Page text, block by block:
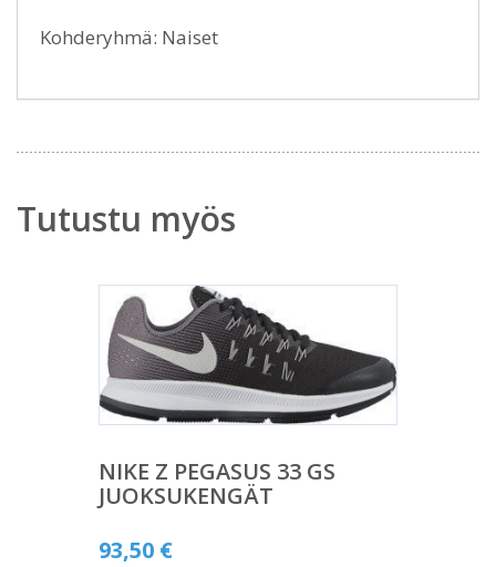
Kohderyhmä: Naiset
Tutustu myös
NIKE Z PEGASUS 33 GS
JUOKSUKENGÄT
93,50 €